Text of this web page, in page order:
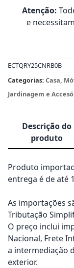
Atenção:
e
ECTQRY25CNRB0B
Categorias: Casa,
Jardinagem e
Descrição do
produto
Produto
entrega é de até
As importações
Tributação
O preço inclui
Nacional, Frete
a intermediação
exterior.